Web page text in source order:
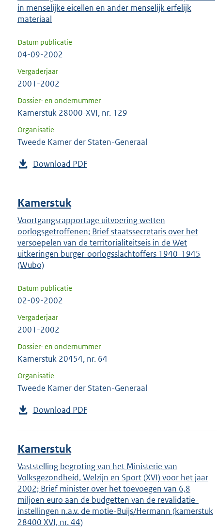
in menselijke eicellen en ander menselijk erfelijk
materiaal
Datum publicatie
04-09-2002
Vergaderjaar
2001-2002
Dossier- en ondernummer
Kamerstuk 28000-XVI, nr. 129
Organisatie
Tweede Kamer der Staten-Generaal
Download PDF
Kamerstuk
Voortgangsrapportage uitvoering wetten
oorlogsgetroffenen; Brief staatssecretaris over het
versoepelen van de territorialiteitseis in de Wet
uitkeringen burger-oorlogsslachtoffers 1940-1945
(Wubo)
Datum publicatie
02-09-2002
Vergaderjaar
2001-2002
Dossier- en ondernummer
Kamerstuk 20454, nr. 64
Organisatie
Tweede Kamer der Staten-Generaal
Download PDF
Kamerstuk
Vaststelling begroting van het Ministerie van
Volksgezondheid, Welzijn en Sport (XVI) voor het jaar
2002; Brief minister over het toevoegen van 6,8
miljoen euro aan de budgetten van de revalidatie-
instellingen n.a.v. de motie-Buijs/Hermann (kamerstuk
28400 XVI, nr. 44)